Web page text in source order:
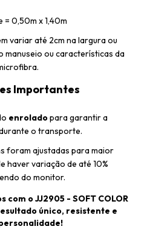
= 0,50m x 1,40m
variar até 2cm na largura ou
manuseio ou características da
Importantes
enroladopara garantir a
o transporte.
foram ajustadas para maior
haver variação de até 10%
do monitor.
o JJ2905 - SOFT COLOR
único, resistente e